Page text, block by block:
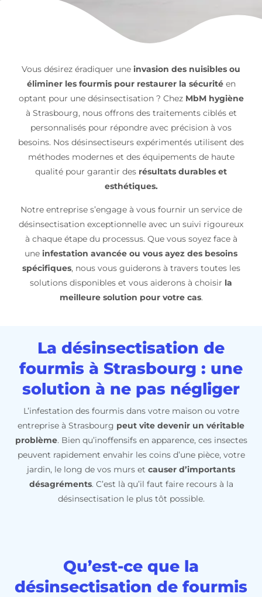
Vous désirez éradiquer une invasion des nuisibles ou
éliminer les fourmis pour restaurer la sécuritéen
optant pour une désinsectisation ? Chez MbM hygiène
à Strasbourg, nous offrons des traitements ciblés et
personnalisés pour répondre avec précision à vos
besoins. Nos désinsectiseurs expérimentés utilisent des
méthodes modernes et des équipements de haute
qualité pour garantir des résultats durables et
esthétiques.
Notre entreprise s’engage à vous fournir un service de
désinsectisation exceptionnelle avec un suivi rigoureux
à chaque étape du processus. Que vous soyez face à
une infestation avancée ou vous ayez des besoins
spécifiques, nous vous guiderons à travers toutes les
solutions disponibles et vous aiderons à choisir la
meilleure solution pour votre cas.
La désinsectisation de
fourmis à Strasbourg : une
solution à ne pas négliger
L’infestation des fourmis dans votre maison ou votre
entreprise à Strasbourg peut vite devenir un véritable
problème. Bien qu’inoffensifs en apparence, ces insectes
peuvent rapidement envahir les coins d’une pièce, votre
jardin, le long de vos murs et causer d’importants
désagréments. C’est là qu’il faut faire recours à la
désinsectisation le plus tôt possible.
Qu’est-ce que la
désinsectisation de fourmis